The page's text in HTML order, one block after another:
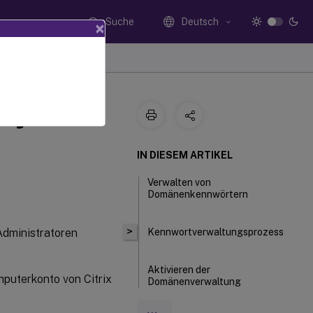
Suche Deutsch
von Citrix
>
IN DIESEM ARTIKEL
Verwalten von
Domänenkennwörtern
Kennwortverwaltungsprozess
Aktivieren der
Domänenverwaltung
×